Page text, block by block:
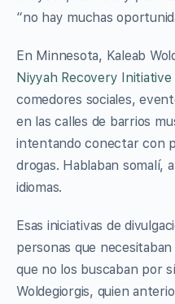
“no hay muchas
En Minnesota, Kaleab
Niyyah Recovery Initiative
comedores sociales,
en las calles de barrios
intentando conectar con
drogas. Hablaban somalí,
idiomas.
Esas iniciativas de
personas que
que no los buscaban por
Woldegiorgis, quien